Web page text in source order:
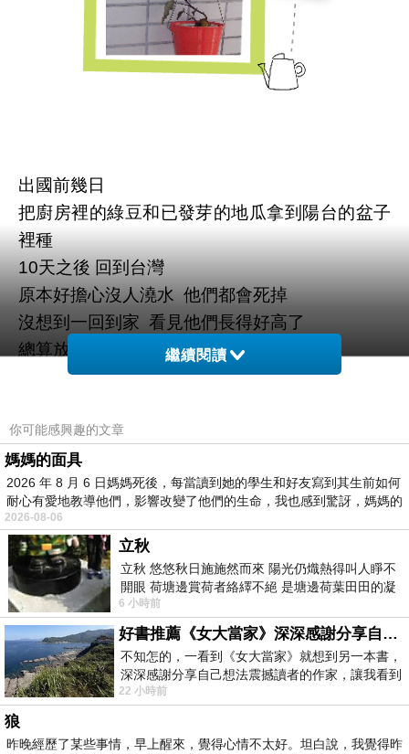
出國前幾日
把廚房裡的綠豆和已發芽的地瓜拿到陽台的盆子
裡種
10天之後 回到台灣
原本好擔心沒人澆水 他們都會死掉
沒想到一回到家 看見他們長得好高了
總算放下心
看見他們努力成長的樣子
之後要更細心照顧他們才好
本文已同步發佈到「圖文影像創作」
上一篇：想家
繼續閱讀
你可能感興趣的文章
媽媽的面具
2026 年 8 月 6 日媽媽死後，每當讀到她的學生和好友寫到其生前如何
耐心有愛地教導他們，影響改變了他們的生命，我也感到驚訝，媽媽的
2026-08-06
立秋
立秋 悠悠秋日施施然而來 陽光仍熾熱得叫人睜不
開眼 荷塘邊賞荷者絡繹不絕 是塘邊荷葉田田的凝
望 風中飄逸的是映日荷花別樣紅
6 小時前
好書推薦《女大當家》深深感謝分享自己想法震撼讀者的作家，讓我看到不同樣貌的家庭！
不知怎的，一看到《女大當家》就想到另一本書，
深深感謝分享自己想法震撼讀者的作家，讓我看到
不同樣貌的家庭！ 《女大
22 小時前
狼
昨晚經歷了某些事情，早上醒來，覺得心情不太好。坦白說，我覺得昨